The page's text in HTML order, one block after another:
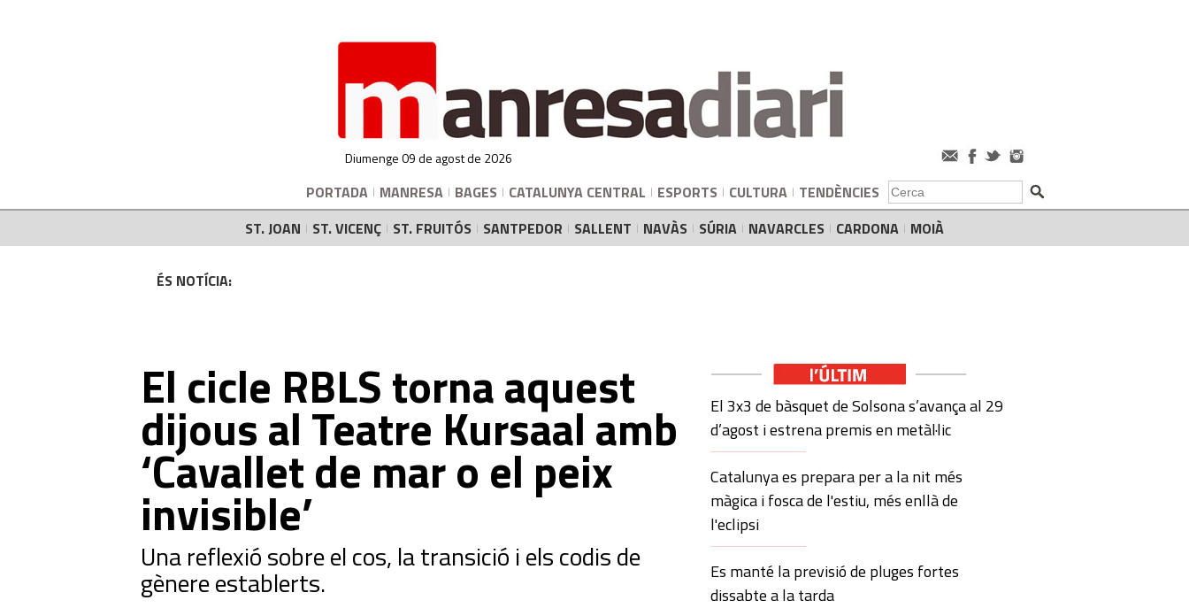
Diumenge 09 de agost de 2026
PORTADA MANRESA BAGES CATALUNYA CENTRAL ESPORTS CULTURA TENDÈNCIES
ST. JOAN
ST. VICENÇ ST. FRUITÓS SANTPEDOR SALLENT NAVÀS SÚRIA NAVARCLES CARDONA MOIÀ
ÉS NOTÍCIA:
El cicle RBLS torna aquest
dijous al Teatre Kursaal amb
‘Cavallet de mar o el peix
invisible’
Una reflexió sobre el cos, la transició i els codis de
gènere establerts.
El 3x3 de bàsquet de Solsona s’avança al 29
d’agost i estrena premis en metàl·lic
Catalunya es prepara per a la nit més
màgica i fosca de l'estiu, més enllà de
l'eclipsi
Es manté la previsió de pluges fortes
dissabte a la tarda